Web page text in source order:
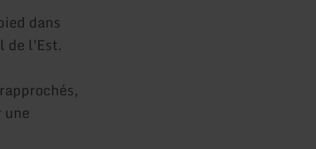
dans
de l'Est.